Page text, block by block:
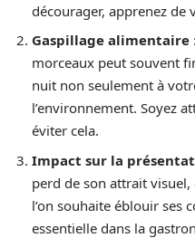
décourager, apprenez de
Gaspillage alimentaire
morceaux peut souvent
nuit non seulement à
l’environnement. Soyez
éviter cela.
Impact sur la
perd de son attrait
l’on souhaite éblouir ses
essentielle dans la